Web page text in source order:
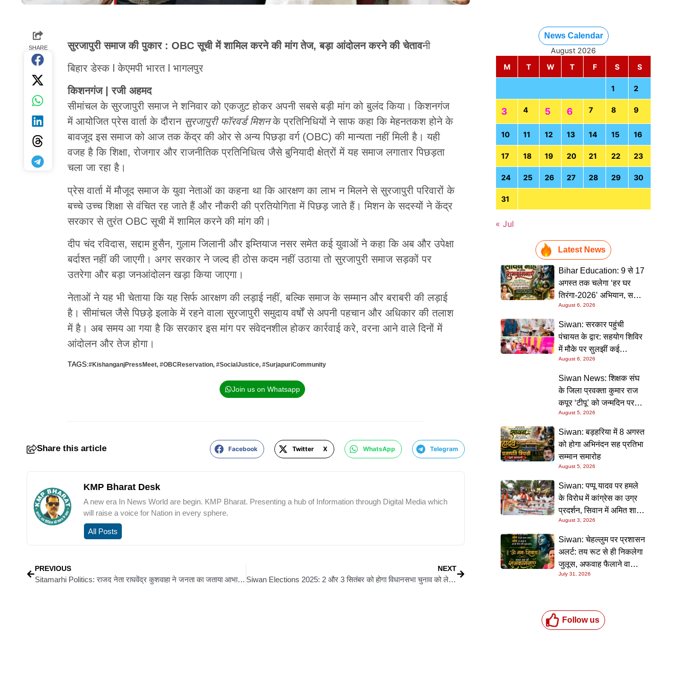
SHARE सुरजापुरी समाज की पुकार : OBC सूची में शामिल करने की मांग तेज, बड़ा आंदोलन करने की चेतावनी
बिहार डेस्क l केएमपी भारत l भागलपुर
किशनगंज | रजी अहमद
सीमांचल के सुरजापुरी समाज ने शनिवार को एकजुट होकर अपनी सबसे बड़ी मांग को बुलंद किया। किशनगंज
में आयोजित प्रेस वार्ता के दौरान सुरजापुरी फॉरवर्ड मिशनके प्रतिनिधियों ने साफ कहा कि मेहनतकश होने के
बावजूद इस समाज को आज तक केंद्र की ओर से अन्य पिछड़ा वर्ग (OBC) की मान्यता नहीं मिली है। यही
वजह है कि शिक्षा, रोजगार और राजनीतिक प्रतिनिधित्व जैसे बुनियादी क्षेत्रों में यह समाज लगातार पिछड़ता
चला जा रहा है।
प्रेस वार्ता में मौजूद समाज के युवा नेताओं का कहना था कि आरक्षण का लाभ न मिलने से सुरजापुरी परिवारों के
बच्चे उच्च शिक्षा से वंचित रह जाते हैं और नौकरी की प्रतियोगिता में पिछड़ जाते हैं। मिशन के सदस्यों ने केंद्र
सरकार से तुरंत OBC सूची में शामिल करने की मांग की।
दीप चंद रविदास, सद्दाम हुसैन, गुलाम जिलानी और इम्तियाज नसर समेत कई युवाओं ने कहा कि अब और उपेक्षा
बर्दाश्त नहीं की जाएगी। अगर सरकार ने जल्द ही ठोस कदम नहीं उठाया तो सुरजापुरी समाज सड़कों पर
उतरेगा और बड़ा जनआंदोलन खड़ा किया जाएगा।
नेताओं ने यह भी चेताया कि यह सिर्फ आरक्षण की लड़ाई नहीं, बल्कि समाज के सम्मान और बराबरी की लड़ाई
है। सीमांचल जैसे पिछड़े इलाके में रहने वाला सुरजापुरी समुदाय वर्षों से अपनी पहचान और अधिकार की तलाश
में है। अब समय आ गया है कि सरकार इस मांग पर संवेदनशील होकर कार्रवाई करे, वरना आने वाले दिनों में
आंदोलन और तेज होगा।
TAGS:#KishanganjPressMeet, #OBCReservation, #SocialJustice, #SurjapuriCommunity
Join us on Whatsapp
Share this article Facebook Twitter X WhatsApp Telegram
KMP Bharat Desk
A new era In News World are begin. KMP Bharat. Presenting a hub of Information through Digital Media which
will raise a voice for Nation in every sphere.
All Posts
PREVIOUS
Sitamarhi Politics: राजद नेता राघवेंद्र कुशवाहा ने जनता का जताया आभार, सांसद देवेश ठाकुर पर साधा निशाना
NEXT
Siwan Elections 2025: 2 और 3 सितंबर को होगा विधानसभा चुनाव को लेकर मास्टर प्रशिक्षकों का दो दिवसीय प्रशिक्षण
News Calendar
August 2026
M
T W T F S S
1 2
3 4 5 6 7 8 9
10 11 12 13 14 15 16
17 18 19 20 21 22 23
24 25 26 27 28 29 30
31
« Jul
Latest News
Bihar Education: 9 से 17
अगस्त तक चलेगा ‘हर घर
तिरंगा-2026’ अभियान, सभी
स्कूलों को दिए गए विस्तृत
निर्देश
August 6, 2026
Siwan: सरकार पहुंची
पंचायत के द्वार: सहयोग शिविर
में मौके पर सुलझीं कई
समस्याएं, 30 दिन में समाधान
की गारंटी
August 6, 2026
Siwan News: शिक्षक संघ
के जिला प्रवक्ता कुमार राज
कपूर ‘टीपू’ को जन्मदिन पर
मिली शुभकामनाओं की सौगात
August 5, 2026
Siwan: बड़हरिया में 8 अगस्त
को होगा अभिनंदन सह प्रतिभा
सम्मान समारोह
August 5, 2026
Siwan: पप्पू यादव पर हमले
के विरोध में कांग्रेस का उग्र
प्रदर्शन, सिवान में अमित शाह
का पुतला फूंका
August 3, 2026
Siwan: चेहल्लुम पर प्रशासन
अलर्ट: तय रूट से ही निकलेगा
जुलूस, अफवाह फैलाने वालों
पर होगी सख्त कार्रवाई
July 31, 2026
Follow us